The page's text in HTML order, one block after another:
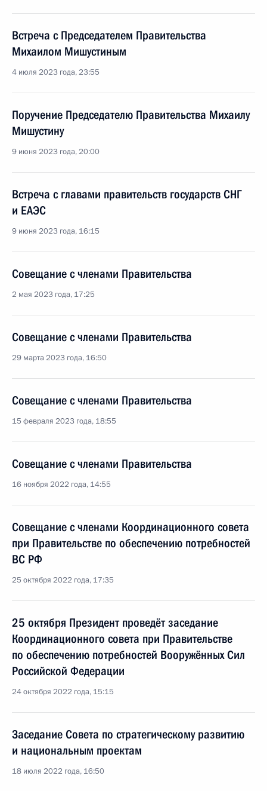
Встреча с Председателем Правительства
Михаилом Мишустиным
4 июля 2023 года, 23:55
Поручение Председателю Правительства Михаилу
Мишустину
9 июня 2023 года, 20:00
Встреча с главами правительств государств СНГ
и ЕАЭС
9 июня 2023 года, 16:15
Совещание с членами Правительства
2 мая 2023 года, 17:25
Совещание с членами Правительства
29 марта 2023 года, 16:50
Совещание с членами Правительства
15 февраля 2023 года, 18:55
Совещание с членами Правительства
16 ноября 2022 года, 14:55
Совещание с членами Координационного совета
при Правительстве по обеспечению потребностей
ВС РФ
25 октября 2022 года, 17:35
25 октября Президент проведёт заседание
Координационного совета при Правительстве
по обеспечению потребностей Вооружённых Сил
Российской Федерации
24 октября 2022 года, 15:15
Заседание Совета по стратегическому развитию
и национальным проектам
18 июля 2022 года, 16:50